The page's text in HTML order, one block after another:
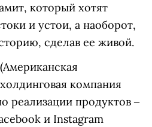
который хотят
и устои, а наоборот,
сделав ее живой.
(Американская
компания
реализации продуктов ‒
и Instagram